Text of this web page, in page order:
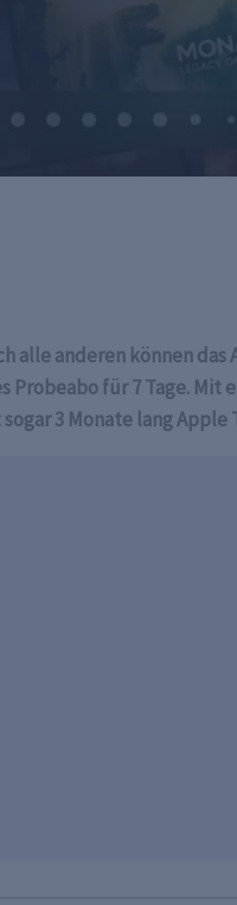
alle anderen können das
für 7 Tage. Mit
3 Monate lang Apple